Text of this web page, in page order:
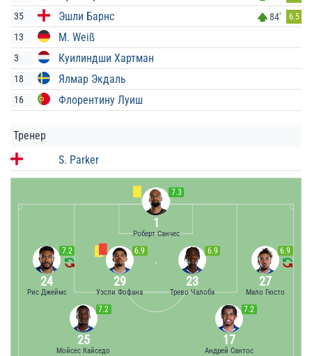
35 Эшли Барнс 84' 6.5
13 M. Weiß
3 Куилиндши Хартман
18 Ялмар Экдаль
16 Флорентину Луиш
Тренер
S. Parker
7.3
1
Роберт Санчес
6.9
27
Мало Гюсто
6.9
23
Трево Чалоба
6.9
29
Уэсли Фофана
7.2
24
Рис Джеймс
7.2
17
Андрей Сантос
7.2
25
Мойсес Кайседо